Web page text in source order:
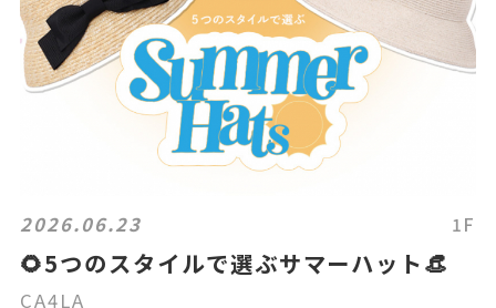
2026.06.23 1F
🌻5つのスタイルで選ぶサマーハット👒
CA4LA